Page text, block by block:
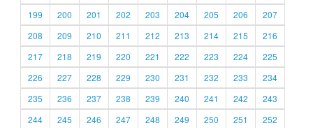
199
200 201 202 203 204 205 206
207
208
209 210 211 212 213 214 215
216
217
218 219 220 221 222 223 224
225
226
227 228 229 230 231 232 233
234
235
236 237 238 239 240 241 242
243
244
245 246 247 248 249 250 251
252